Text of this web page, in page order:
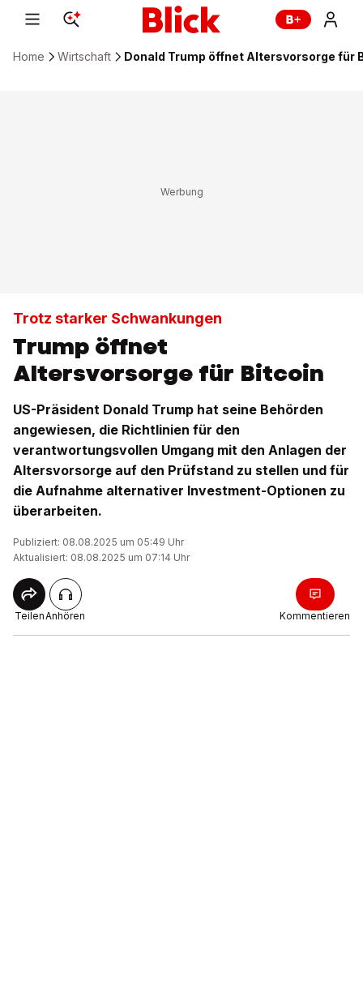
Home Wirtschaft Donald Trump öffnet Altersvorsorge für
Trotz starker Schwankungen
Trump öffnet
Altersvorsorge für Bitcoin
US-Präsident Donald Trump hat seine Behörden
angewiesen, die Richtlinien für den
verantwortungsvollen Umgang mit den Anlagen der
Altersvorsorge auf den Prüfstand zu stellen und für
die Aufnahme alternativer Investment-Optionen zu
überarbeiten.
Publiziert: 08.08.2025 um 05:49 Uhr
Aktualisiert: 08.08.2025 um 07:14 Uhr
TeilenAnhören Kommentieren